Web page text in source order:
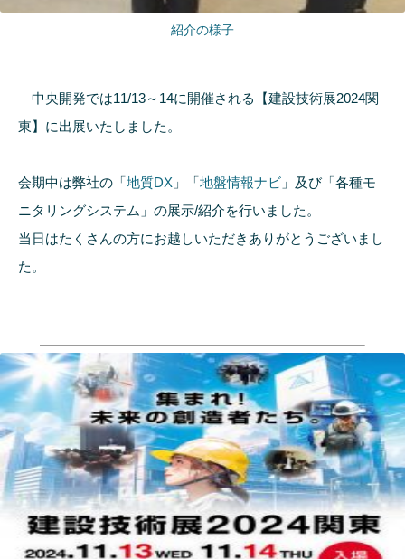
紹介の様子
中央開発では11/13～14に開催される【建設技術展2024関
東】に出展いたしました。
会期中は弊社の「地質DX 」「地盤情報ナビ 」及び「各種モ
ニタリングシステム」の展示/紹介を行いました。
当日はたくさんの方にお越しいただきありがとうございまし
た。